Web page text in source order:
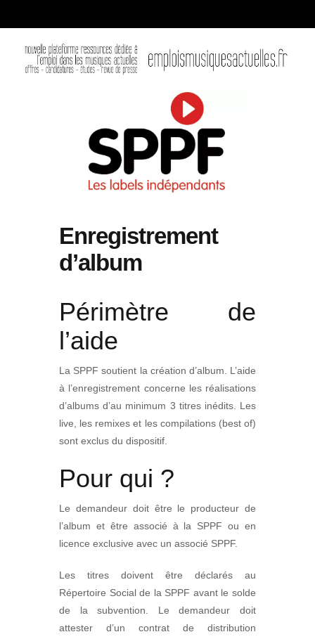
Enregistrement
d’album
Périmètre de
l’aide
La SPPF soutient la création d’album. L’aide
à l’enregistrement concerne les réalisations
d’albums d’au minimum 3 titres inédits. Les
live, les remixes et les compilations (best of)
sont exclus du dispositif.
Pour qui ?
Le demandeur doit être le producteur de
l’album et être associé à la SPPF ou en
licence exclusive avec un associé SPPF.
Les titres doivent être déclarés au
Répertoire Social de la SPPF avant le solde
de la subvention. Le demandeur doit
attester d’un contrat de distribution